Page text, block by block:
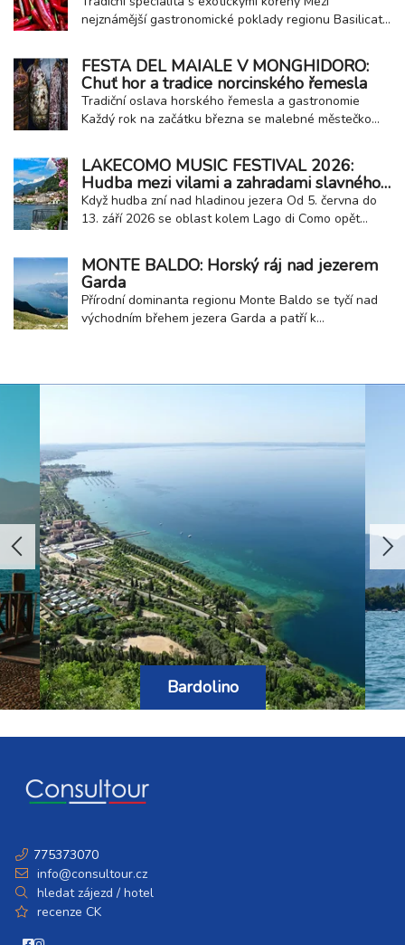
nejznámější gastronomické poklady regionu Basilicata
papriky s chráněným zeměpisným označením PGI jsou
dnes nedílnou součástí místní kuchyně, přesto jejich
historie sahá až do Karibiku. Do jižní...
FESTA DEL MAIALE V MONGHIDORO:
Chuť hor a tradice norcinského řemesla
Tradiční oslava horského řemesla a gastronomie
Každý rok na začátku března se malebné městečko
hranici s Appeniny, promění v jednu z nejzajímavějších
gastronomických událostí regionu – Festa del Maiale,
tedy slavnost prasete. Tato akce oslavuje...
LAKECOMO MUSIC FESTIVAL 2026:
Hudba mezi vilami a zahradami slavného
jezera
Když hudba zní nad hladinou jezera Od 5. června do
13. září 2026 se oblast kolem Lago di Como opět
Music Festival nabídne desítky vystoupení v
historických vilách, zahradách s výhledem na jezero,
divadlech i v samotném centru města Como. Festival
si...
MONTE BALDO: Horský ráj nad jezerem
Garda
Přírodní dominanta regionu Monte Baldo se tyčí nad
východním břehem jezera Garda a patří k
po celý rok. Hora tisíce kontrastů Monte Baldo...
Bardolino
775373070
info@consultour.cz
hledat zájezd / hotel
recenze CK